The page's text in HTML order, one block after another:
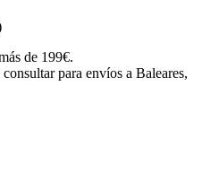
de 199€.
para envíos a Baleares,